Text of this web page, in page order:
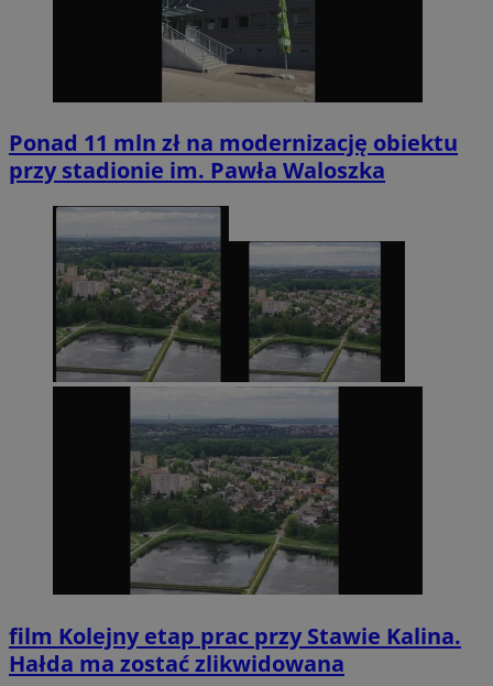
Ponad 11 mln zł na modernizację obiektu
przy stadionie im. Pawła Waloszka
film Kolejny etap prac przy Stawie Kalina.
Hałda ma zostać zlikwidowana